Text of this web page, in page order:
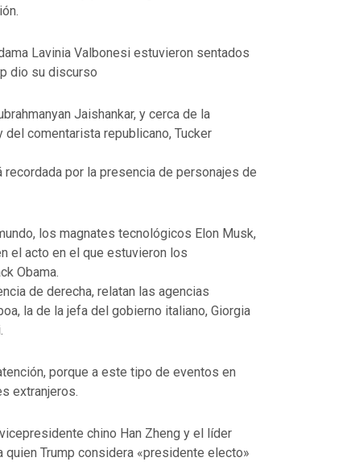
Lavinia Valbonesi estuvieron sentados
dio su discurso
Jaishankar, y cerca de la
del comentarista republicano, Tucker
por la presencia de personajes de
los magnates tecnológicos Elon Musk,
el acto en el que estuvieron los
Obama.
de derecha, relatan las agencias
la de la jefa del gobierno italiano, Giorgia
porque a este tipo de eventos en
extranjeros.
chino Han Zheng y el líder
Trump considera «presidente electo»